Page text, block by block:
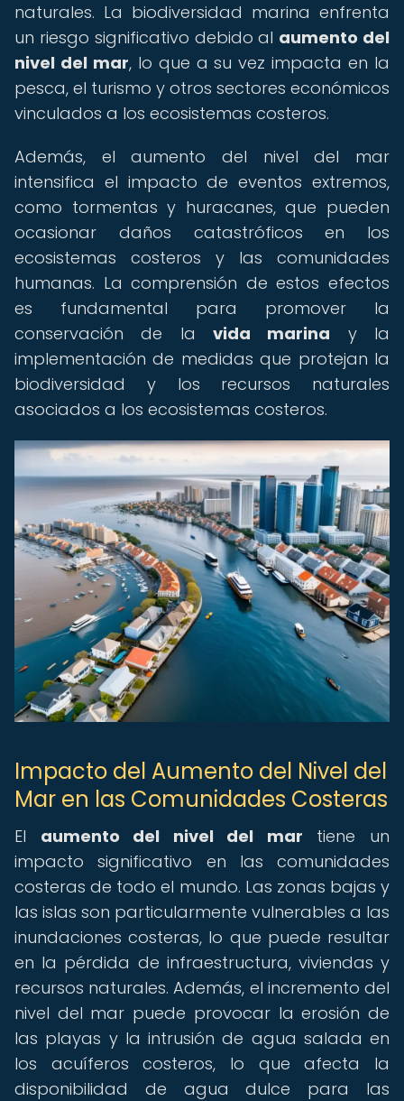
naturales. La biodiversidad marina enfrenta
un riesgo significativo debido al aumento del
nivel del mar, lo que a su vez impacta en la
pesca, el turismo y otros sectores económicos
vinculados a los ecosistemas costeros.
Además, el aumento del nivel del mar
intensifica el impacto de eventos extremos,
como tormentas y huracanes, que pueden
ocasionar daños catastróficos en los
ecosistemas costeros y las comunidades
humanas. La comprensión de estos efectos
es fundamental para promover la
conservación de la vida marina y la
implementación de medidas que protejan la
biodiversidad y los recursos naturales
asociados a los ecosistemas costeros.
Impacto del Aumento del Nivel del
Mar en las Comunidades Costeras
El aumento del nivel del mar tiene un
impacto significativo en las comunidades
costeras de todo el mundo. Las zonas bajas y
las islas son particularmente vulnerables a las
inundaciones costeras, lo que puede resultar
en la pérdida de infraestructura, viviendas y
recursos naturales. Además, el incremento del
nivel del mar puede provocar la erosión de
las playas y la intrusión de agua salada en
los acuíferos costeros, lo que afecta la
disponibilidad de agua dulce para las